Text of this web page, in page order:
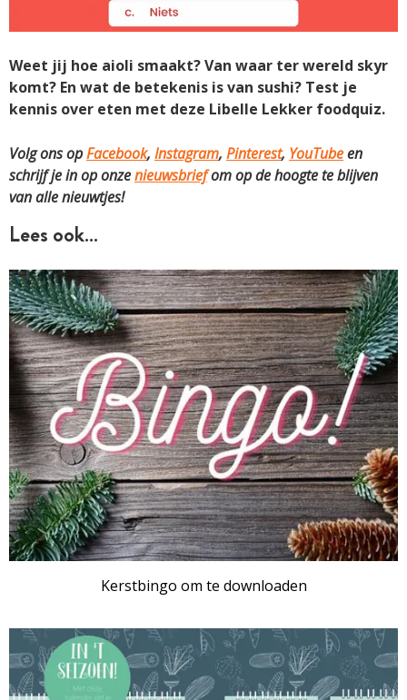
Weet jij hoe aioli smaakt? Van waar ter wereld skyr
komt? En wat de betekenis is van sushi? Test je
kennis over eten met deze Libelle Lekker foodquiz.
Volg ons opFacebook, Instagram, Pinterest, YouTubeen
schrijf je in op onzenieuwsbriefom op de hoogte te blijven
van alle nieuwtjes!
Lees ook…
Kerstbingo om te downloaden